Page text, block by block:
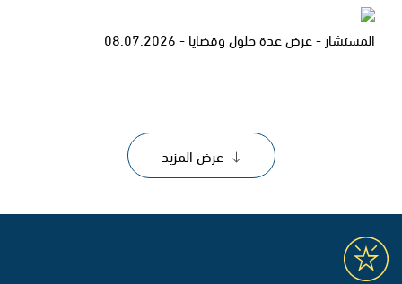
المستشار - عرض عدة حلول وقضايا - 08.07.2026
عرض المزيد